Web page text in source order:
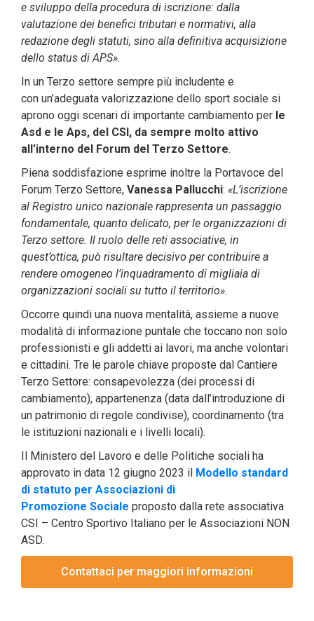
e sviluppo della procedura di iscrizione: dalla
valutazione dei benefici tributari e normativi, alla
redazione degli statuti, sino alla definitiva acquisizione
dello status di APS».
In un Terzo settore sempre più includente e
con un’adeguata valorizzazione dello sport sociale si
aprono oggi scenari di importante cambiamento per le
Asd e le Aps, del CSI, da sempre molto attivo
all’interno del Forum del Terzo Settore.
Piena soddisfazione esprime inoltre la Portavoce del
Forum Terzo Settore, Vanessa Pallucchi: «L’iscrizione
al Registro unico nazionale rappresenta un passaggio
fondamentale, quanto delicato, per le organizzazioni di
Terzo settore. Il ruolo delle reti associative, in
quest’ottica, può risultare decisivo per contribuire a
rendere omogeneo l’inquadramento di migliaia di
organizzazioni sociali su tutto il territorio».
Occorre quindi una nuova mentalità, assieme a nuove
modalità di informazione puntale che toccano non solo
professionisti e gli addetti ai lavori, ma anche volontari
e cittadini. Tre le parole chiave proposte dal Cantiere
Terzo Settore: consapevolezza (dei processi di
cambiamento), appartenenza (data dall’introduzione di
un patrimonio di regole condivise), coordinamento (tra
le istituzioni nazionali e i livelli locali).
Il Ministero del Lavoro e delle Politiche sociali ha
approvato in data 12 giugno 2023 il Modello standard
di statuto per Associazioni di
Promozione Sociale proposto dalla rete associativa
CSI – Centro Sportivo Italiano per le Associazioni NON
ASD.
Contattaci per maggiori informazioni